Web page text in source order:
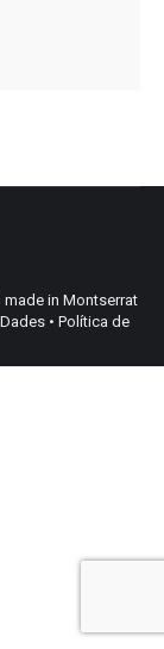
made in Montserrat
• Política de